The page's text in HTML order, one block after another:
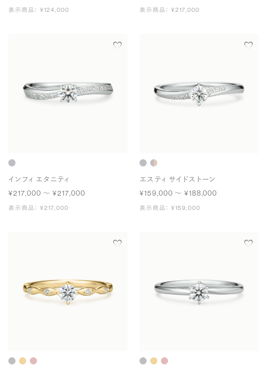
表示商品： ¥124,000 表示商品： ¥217,000
インフィ エタニティ
¥217,000 〜 ¥217,000
表示商品： ¥217,000
エスティ サイドストーン
¥159,000 〜 ¥188,000
表示商品： ¥159,000